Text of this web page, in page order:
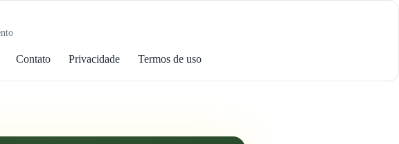
Contato Privacidade Termos de uso